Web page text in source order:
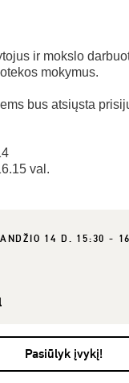
ir mokslo
mokymus.
bus atsiųsta
val.
14 D. 15:30 -
Pasiūlyk įvykį!